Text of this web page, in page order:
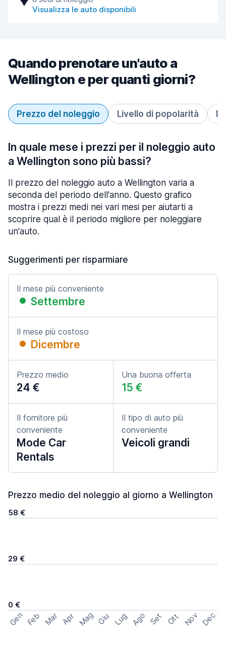
Visualizza le auto disponibili
Quando prenotare un'auto a
Wellington e per quanti giorni?
Prezzo del noleggio Livello di popolarità
In quale mese i prezzi per il noleggio auto
a Wellington sono più bassi?
Il prezzo del noleggio auto a Wellington varia a
seconda del periodo dell'anno. Questo grafico
mostra i prezzi medi nei vari mesi per aiutarti a
scoprire qual è il periodo migliore per noleggiare
un'auto.
Suggerimenti per risparmiare
Il mese più conveniente
Settembre
Il mese più costoso
Dicembre
Prezzo medio
24 €
Una buona offerta
15 €
Il fornitore più
conveniente
Mode Car
Rentals
Il tipo di auto più
conveniente
Veicoli grandi
Prezzo medio del noleggio al giorno a Wellington
58 €
29 €
0 €
Gen Feb Mar Apr Mag Giu Lug Ago Set Ott Nov Dec